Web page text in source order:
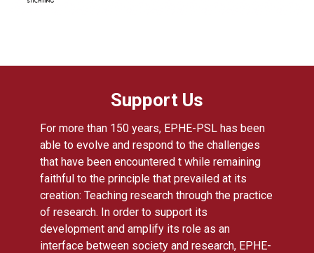
Support Us
For more than 150 years, EPHE-PSL has been
able to evolve and respond to the challenges
that have been encountered t while remaining
faithful to the principle that prevailed at its
creation: Teaching research through the practice
of research. In order to support its
development and amplify its role as an
interface between society and research, EPHE-